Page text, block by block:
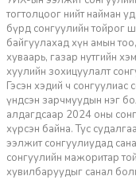
тогтолцоог нийт найман
бүрд сонгуулийн тойрог
байгуулахад хүн амын
хуваарь, газар нутгийн
хуулийн зохицуулалт
Гэсэн хэдий ч
үндсэн зарчмуудын нэг
алдагдсаар 2024 оны
хүрсэн байна. Тус
ээлжит сонгуулиудад
сонгуулийн мажоритар
хувилбаруудыг санал